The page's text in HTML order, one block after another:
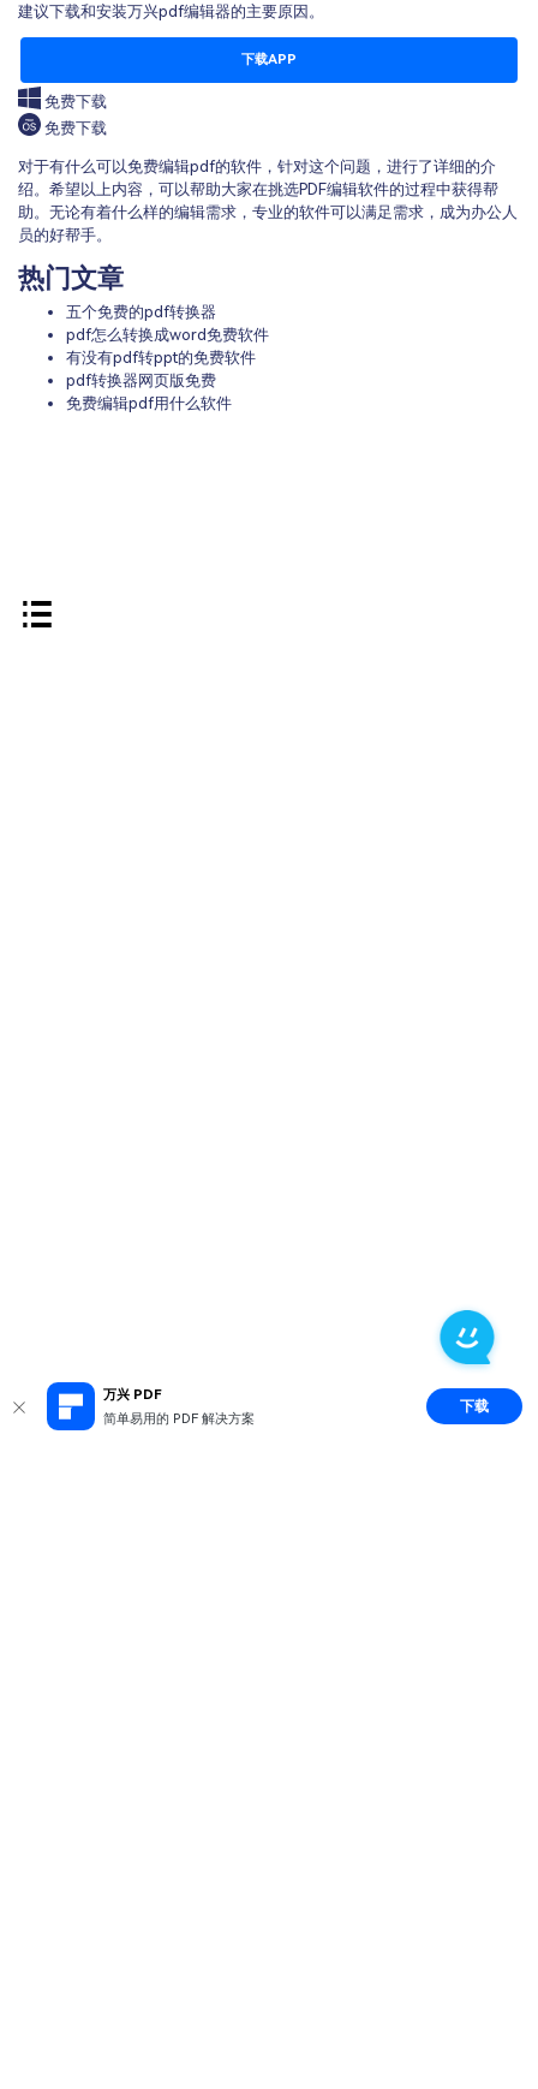
万兴 PDF
简单易用的 PDF 解决方案
下载
建议下载和安装万兴pdf编辑器的主要原因。
下载APP
免费下载
免费下载
对于有什么可以免费编辑pdf的软件，针对这个问题，进行了详细的介
绍。希望以上内容，可以帮助大家在挑选PDF编辑软件的过程中获得帮
助。无论有着什么样的编辑需求，专业的软件可以满足需求，成为办公人
员的好帮手。
热门文章
五个免费的pdf转换器
pdf怎么转换成word免费软件
有没有pdf转ppt的免费软件
pdf转换器网页版免费
免费编辑pdf用什么软件